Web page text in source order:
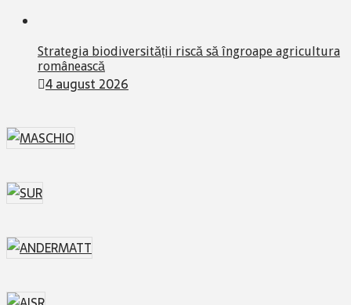
Strategia biodiversității riscă să îngroape agricultura
românească
4 august 2026